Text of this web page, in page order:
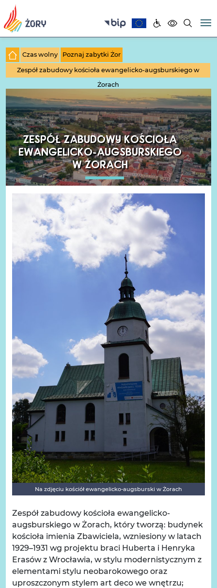
Czas wolny Poznaj zabytki Żor
Zespół zabudowy kościoła ewangelicko-augsburskiego w
Żorach
ZESPÓŁ ZABUDOWY KOŚCIOŁA
EWANGELICKO-AUGSBURSKIEGO
W ŻORACH
Na zdjęciu kościół ewangelicko-augsburski w Żorach
Zespół zabudowy kościoła ewangelicko-
augsburskiego w Żorach, który tworzą: budynek
kościoła imienia Zbawiciela, wzniesiony w latach
1929–1931 wg projektu braci Huberta i Henryka
Erasów z Wrocławia, w stylu modernistycznym z
elementami stylu neobarokowego oraz
uproszczonym stylem art deco we wnętrzu;